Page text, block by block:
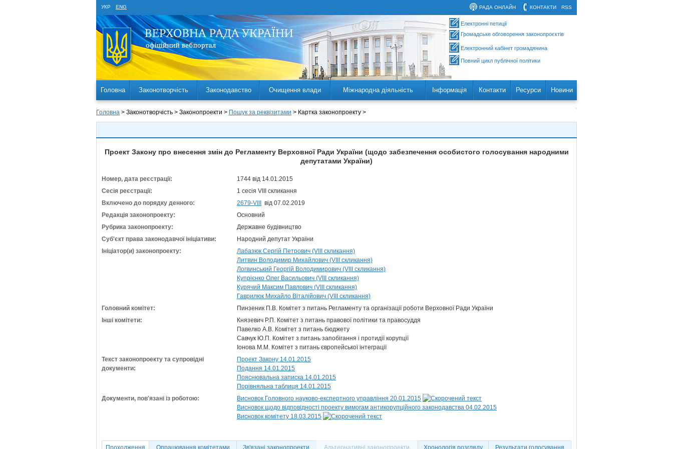
УКР ENG RSS
КОНТАКТИ
РАДА ОНЛАЙН
Електронні петиції
Громадське обговорення законопроєктів
Електронний кабінет громадянина
Повний цикл публічної політики
Головна Законотворчість Законодавство Очищення влади Міжнародна діяльність Інформація Контакти Ресурси Новини
Головна > Законотворчість > Законопроекти > Пошук за реквізитами > Картка законопроекту >
Проект Закону про внесення змін до Регламенту Верховної Ради України (щодо забезпечення особистого голосування народними
депутатами України)
Номер, дата реєстрації:
1744 від 14.01.2015
Сесія реєстрації:
1 сесія VIII скликання
Включено до порядку денного:
2679-VIII
від 07.02.2019
Редакція законопроекту:
Основний
Рубрика законопроекту:
Державне будівництво
Суб'єкт права законодавчої ініціативи:
Народний депутат України
Ініціатор(и) законопроекту:
Лабазюк Сергій Петрович (VIII скликання)
Литвин Володимир Михайлович (VIII скликання)
Логвинський Георгій Володимирович (VIII скликання)
Купрієнко Олег Васильович (VIII скликання)
Курячий Максим Павлович (VIII скликання)
Гаврилюк Михайло Віталійович (VIII скликання)
Головний комітет:
Пинзеник П.В. Комітет з питань Регламенту та організації роботи Верховної Ради України
Інші комітети:
Князевич Р.П. Комітет з питань правової політики та правосуддя
Павелко А.В. Комітет з питань бюджету
Савчук Ю.П. Комітет з питань запобігання і протидії корупції
Іонова М.М. Комітет з питань європейської інтеграції
Текст законопроекту та супровідні
документи:
Проект Закону 14.01.2015
Подання 14.01.2015
Пояснювальна записка 14.01.2015
Порівняльна таблиця 14.01.2015
Документи, пов'язані із роботою:
Висновок Головного науково-експертного управління 20.01.2015
Висновок щодо відповідності проекту вимогам антикорупційного законодавства 04.02.2015
Висновок комітету 18.03.2015
Проходження Опрацювання комітетами Зв'язані законопроекти Альтернативні законопроекти Хронологія розгляду Результати голосування